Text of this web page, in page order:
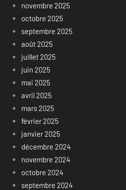
novembre 2025
octobre 2025
septembre 2025
août 2025
juillet 2025
juin 2025
mai 2025
avril 2025
mars 2025
février 2025
janvier 2025
décembre 2024
novembre 2024
octobre 2024
septembre 2024